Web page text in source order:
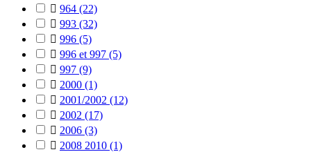
 964 (22)
 993 (32)
 996 (5)
 996 et 997 (5)
 997 (9)
 2000 (1)
 2001/2002 (12)
 2002 (17)
 2006 (3)
 2008 2010 (1)